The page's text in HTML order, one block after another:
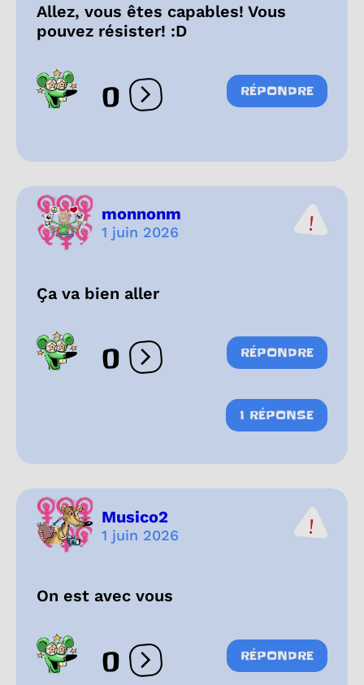
Allez, vous êtes capables! Vous
pouvez résister! :D
0 Ouvrir les réactions
RÉPONDRE
monnonm
1 juin 2026
Ça va bien aller
0 Ouvrir les réactions
RÉPONDRE
1 RÉPONSE
Musico2
1 juin 2026
On est avec vous
0 Ouvrir les réactions
RÉPONDRE